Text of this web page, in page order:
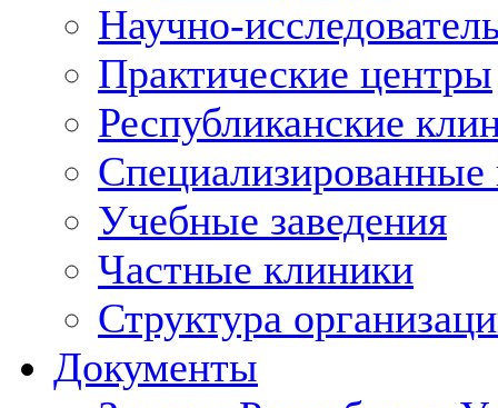
Научно-
Практические центры
Республиканские
Учебные заведения
Частные клиники
Структура
Документы